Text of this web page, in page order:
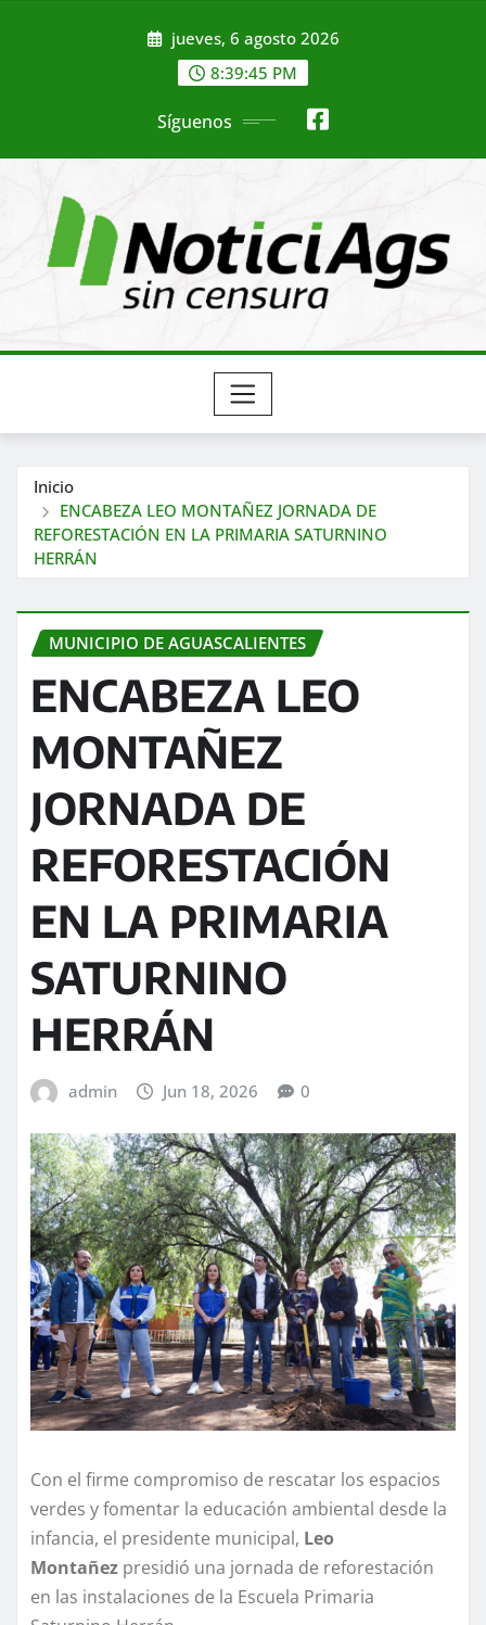
jueves, 6 agosto 2026
8:39:47 PM
Síguenos
Inicio
ENCABEZA LEO MONTAÑEZ JORNADA DE
REFORESTACIÓN EN LA PRIMARIA SATURNINO
HERRÁN
MUNICIPIO DE AGUASCALIENTES
ENCABEZA LEO
MONTAÑEZ
JORNADA DE
REFORESTACIÓN
EN LA PRIMARIA
SATURNINO
HERRÁN
admin Jun 18, 2026 0
Con el firme compromiso de rescatar los espacios
verdes y fomentar la educación ambiental desde la
infancia, el presidente municipal, Leo
Montañez presidió una jornada de reforestación
en las instalaciones de la Escuela Primaria